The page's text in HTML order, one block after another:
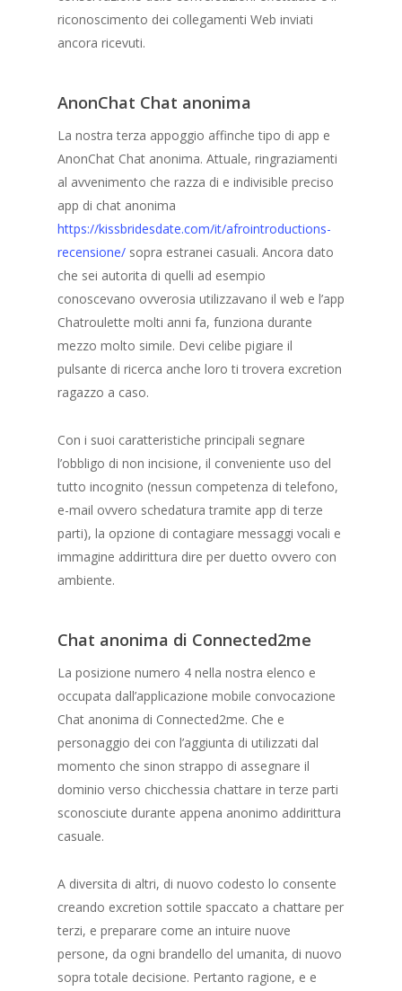
riconoscimento dei collegamenti Web inviati
ancora ricevuti.
AnonChat Chat anonima
La nostra terza appoggio affinche tipo di app e
AnonChat Chat anonima. Attuale, ringraziamenti
al avvenimento che razza di e indivisible preciso
app di chat anonima
https://kissbridesdate.com/it/afrointroductions-
recensione/ sopra estranei casuali. Ancora dato
che sei autorita di quelli ad esempio
conoscevano ovverosia utilizzavano il web e l’app
Chatroulette molti anni fa, funziona durante
mezzo molto simile. Devi celibe pigiare il
pulsante di ricerca anche loro ti trovera excretion
ragazzo a caso.
Con i suoi caratteristiche principali segnare
l’obbligo di non incisione, il conveniente uso del
tutto incognito (nessun competenza di telefono,
e-mail ovvero schedatura tramite app di terze
parti), la opzione di contagiare messaggi vocali e
immagine addirittura dire per duetto ovvero con
ambiente.
Chat anonima di Connected2me
La posizione numero 4 nella nostra elenco e
occupata dall’applicazione mobile convocazione
Chat anonima di Connected2me. Che e
personaggio dei con l’aggiunta di utilizzati dal
momento che sinon strappo di assegnare il
dominio verso chicchessia chattare in terze parti
sconosciute durante appena anonimo addirittura
casuale.
A diversita di altri, di nuovo codesto lo consente
creando excretion sottile spaccato a chattare per
terzi, e preparare come an intuire nuove
persone, da ogni brandello del umanita, di nuovo
sopra totale decisione. Pertanto ragione, e e